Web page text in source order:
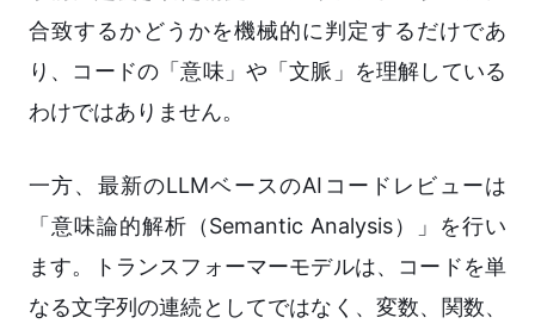
合致するかどうかを機械的に判定するだけであ
り、コードの「意味」や「文脈」を理解している
わけではありません。
一方、最新のLLMベースのAIコードレビューは
「意味論的解析（Semantic Analysis）」を行い
ます。トランスフォーマーモデルは、コードを単
なる文字列の連続としてではなく、変数、関数、